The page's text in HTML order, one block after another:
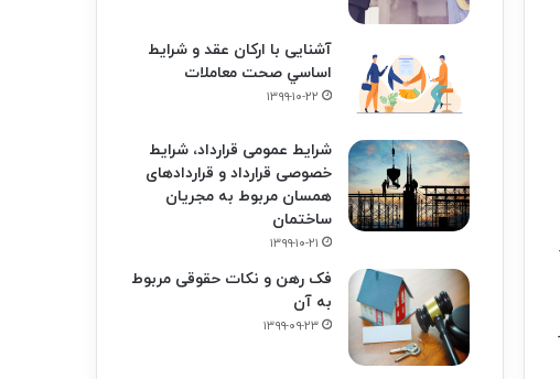
آشنایی با ارکان عقد و شرايط
اساسي صحت معاملات
۱۳۹۹-۱۰-۲۲
شرایط عمومی قرارداد، شرایط
خصوصی قرارداد و قراردادهای
همسان مربوط به مجریان
ساختمان
۱۳۹۹-۱۰-۲۱
فک‌ رهن و نکات حقوقی مربوط
به آن
۱۳۹۹-۰۹-۲۳